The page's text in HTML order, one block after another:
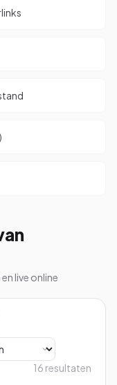
live online
16 resultaten